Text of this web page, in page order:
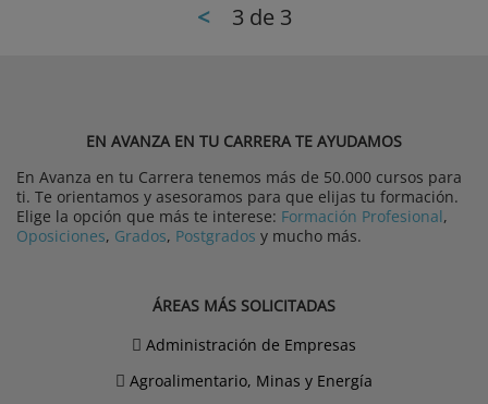
< 3 de 3
EN AVANZA EN TU CARRERA TE AYUDAMOS
En Avanza en tu Carrera tenemos más de 50.000 cursos para
ti. Te orientamos y asesoramos para que elijas tu formación.
Elige la opción que más te interese: Formación Profesional,
Oposiciones, Grados, Postgrados y mucho más.
ÁREAS MÁS SOLICITADAS
Administración de Empresas
Agroalimentario, Minas y Energía